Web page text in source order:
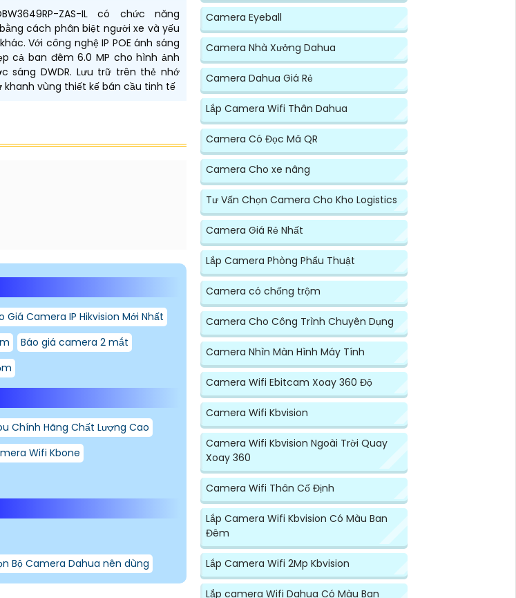
ZAS-IL có chức năng
cách phân biệt người xe và yếu
Với công nghệ IP POE ánh sáng
cả ban đêm 6.0 MP cho hình ảnh
sáng DWDR. Lưu trữ trên thẻ nhớ
khanh vùng thiết kế bán cầu tinh tế
Giá Camera IP Hikvision Mới Nhất
Báo giá camera 2 mắt
Chính Hãng Chất Lượng Cao
Wifi Kbone
Bộ Camera Dahua nên dùng
Camera Eyeball
Camera Nhà Xưởng Dahua
Camera Dahua Giá Rẻ
Lắp Camera Wifi Thân Dahua
Camera Có Đọc Mã QR
Camera Cho xe nâng
Tư Vấn Chọn Camera Cho Kho Logistics
Camera Giá Rẻ Nhất
Lắp Camera Phòng Phẩu Thuật
Camera có chống trộm
Camera Cho Công Trình Chuyên Dụng
Camera Nhìn Màn Hình Máy Tính
Camera Wifi Ebitcam Xoay 360 Độ
Camera Wifi Kbvision
Camera Wifi Kbvision Ngoài Trời Quay
Xoay 360
Camera Wifi Thân Cố Định
Lắp Camera Wifi Kbvision Có Màu Ban
Đêm
Lắp Camera Wifi 2Mp Kbvision
Lắp camera Wifi Dahua Có Màu Ban